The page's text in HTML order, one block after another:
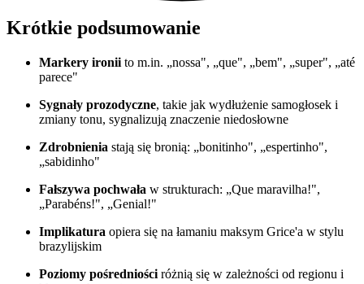
Krótkie podsumowanie
Markery ironii to m.in. „nossa", „que", „bem", „super", „até
parece"
Sygnały prozodyczne, takie jak wydłużenie samogłosek i
zmiany tonu, sygnalizują znaczenie niedosłowne
Zdrobnienia stają się bronią: „bonitinho", „espertinho",
„sabidinho"
Fałszywa pochwała w strukturach: „Que maravilha!",
„Parabéns!", „Genial!"
Implikatura opiera się na łamaniu maksym Grice'a w stylu
brazylijskim
Poziomy pośredniości różnią się w zależności od regionu i